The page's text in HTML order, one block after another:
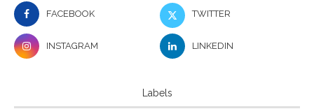
FACEBOOK TWITTER
INSTAGRAM LINKEDIN
Labels